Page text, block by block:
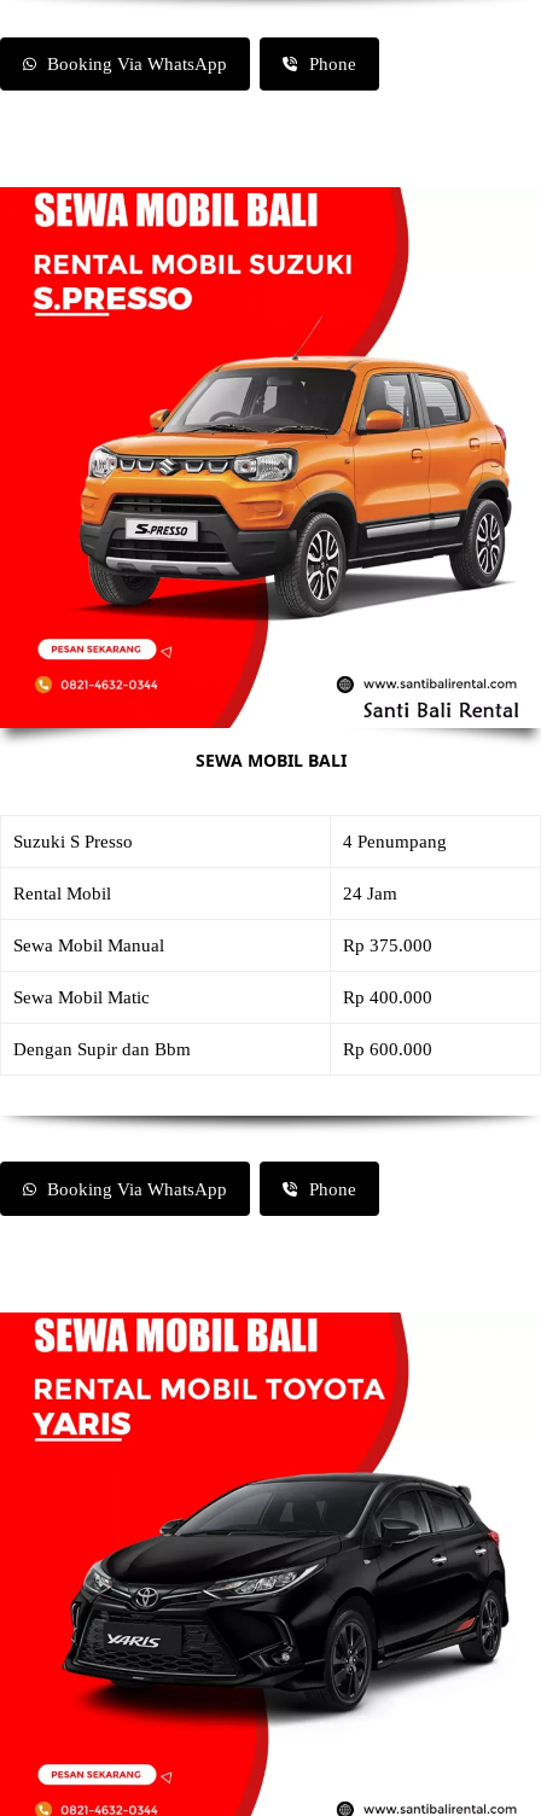
Booking Via WhatsApp Phone
SEWA MOBIL BALI
Suzuki S Presso 4 Penumpang
Rental Mobil 24 Jam
Sewa Mobil Manual Rp 375.000
Sewa Mobil Matic Rp 400.000
Dengan Supir dan Bbm Rp 600.000
Booking Via WhatsApp Phone